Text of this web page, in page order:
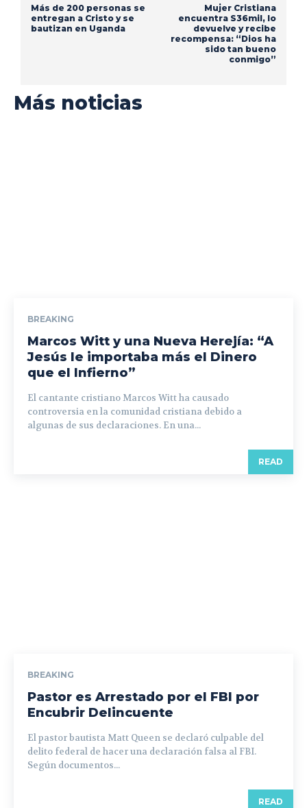
Más de 200 personas se
entregan a Cristo y se
bautizan en Uganda
Mujer Cristiana
encuentra S36mil, lo
devuelve y recibe
recompensa: “Dios ha
sido tan bueno
conmigo”
Más noticias
BREAKING
Marcos Witt y una Nueva Herejía: “A
Jesús le importaba más el Dinero
que el Infierno”
El cantante cristiano Marcos Witt ha causado
controversia en la comunidad cristiana debido a
algunas de sus declaraciones. En una...
READ
BREAKING
Pastor es Arrestado por el FBI por
Encubrir Delincuente
El pastor bautista Matt Queen se declaró culpable del
delito federal de hacer una declaración falsa al FBI.
Según documentos...
READ